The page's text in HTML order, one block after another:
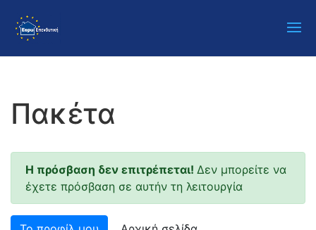
Πακέτα
Η πρόσβαση δεν επιτρέπεται! Δεν μπορείτε να
έχετε πρόσβαση σε αυτήν τη λειτουργία